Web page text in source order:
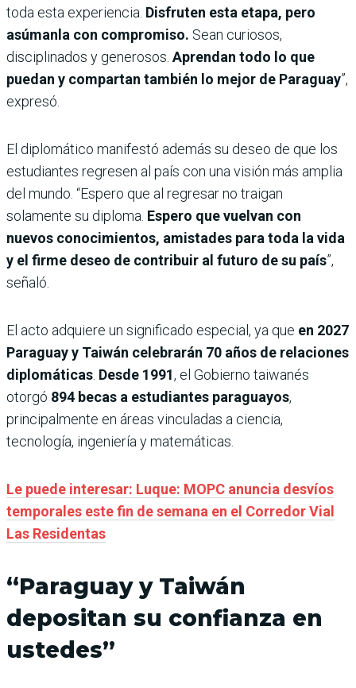
toda esta experiencia. Disfruten esta etapa, pero
asúmanla con compromiso. Sean curiosos,
disciplinados y generosos. Aprendan todo lo que
puedan y compartan también lo mejor de Paraguay”,
expresó.
El diplomático manifestó además su deseo de que los
estudiantes regresen al país con una visión más amplia
del mundo. “Espero que al regresar no traigan
solamente su diploma. Espero que vuelvan con
nuevos conocimientos, amistades para toda la vida
y el firme deseo de contribuir al futuro de su país”,
señaló.
El acto adquiere un significado especial, ya que en 2027
Paraguay y Taiwán celebrarán 70 años de relaciones
diplomáticas. Desde 1991, el Gobierno taiwanés
otorgó 894 becas a estudiantes paraguayos,
principalmente en áreas vinculadas a ciencia,
tecnología, ingeniería y matemáticas.
Le puede interesar: Luque: MOPC anuncia desvíos
temporales este fin de semana en el Corredor Vial
Las Residentas
“Paraguay y Taiwán
depositan su confianza en
ustedes”